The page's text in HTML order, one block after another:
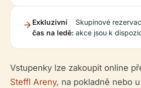
Exkluzivní
čas na ledě:
Skupinové
akce jsou k
Vstupenky lze zakoupit online
Steffl Areny, na pokladně nebo